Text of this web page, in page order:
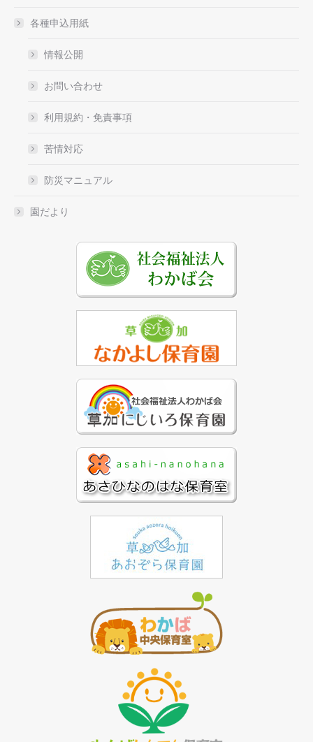
各種申込用紙
情報公開
お問い合わせ
利用規約・免責事項
苦情対応
防災マニュアル
園だより